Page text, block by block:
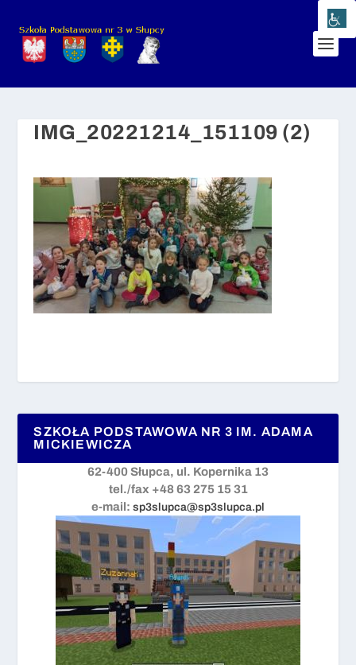
IMG_20221214_151109 (2)
SZKOŁA PODSTAWOWA NR 3 IM. ADAMA
MICKIEWICZA
62-400 Słupca, ul. Kopernika 13
tel./fax +48 63 275 15 31
e-mail: sp3slupca@sp3slupca.pl